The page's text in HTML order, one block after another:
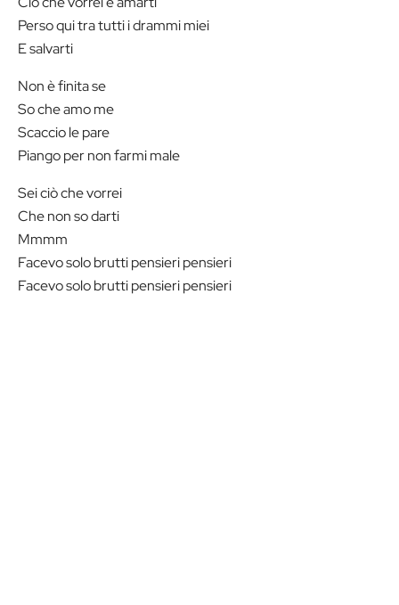
Perso qui tra tutti i drammi miei
E salvarti
Non è finita se
So che amo me
Scaccio le pare
Piango per non farmi male
Sei ciò che vorrei
Che non so darti
Mmmm
Facevo solo brutti pensieri pensieri
Facevo solo brutti pensieri pensieri